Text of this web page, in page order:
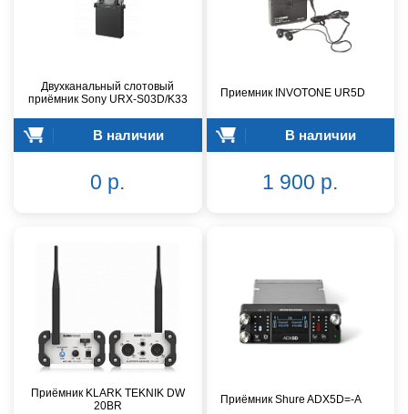
Двухканальный слотовый
приёмник Sony URX-S03D/K33
В наличии
0 р.
Приемник INVOTONE UR5D
В наличии
1 900 р.
Приёмник KLARK TEKNIK DW
20BR
Приёмник Shure ADX5D=-A